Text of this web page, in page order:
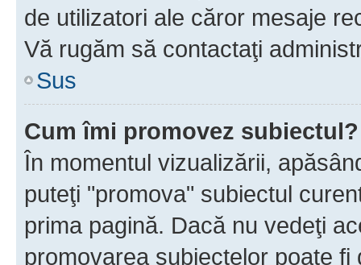
de utilizatori ale căror mesaje
Vă rugăm să contactaţi
Sus
Cum îmi promovez subiectul?
În momentul vizualizării,
puteţi "promova" subiectul
prima pagină. Dacă nu vedeţi
promovarea subiectelor poate